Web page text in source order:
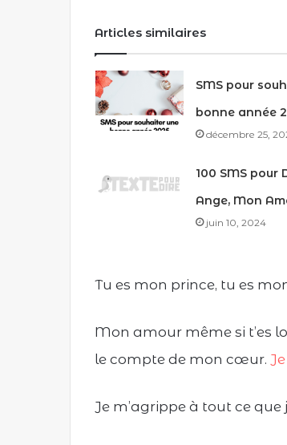
Articles similaires
SMS pour
bonne année
décembre 25,
100 SMS pour
Ange, Mon
juin 10, 2024
Tu es mon prince, tu es
Mon amour même si t’es
le compte de mon cœur.
Je m’agrippe à tout ce